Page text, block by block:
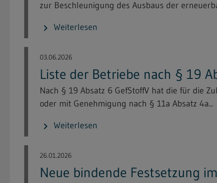
zur Beschleunigung des Ausbaus der
chevron_right Weiterlesen
03.06.2026
Liste der Betriebe nach § 19
Nach § 19 Absatz 6 GefStoffV hat die für die
oder mit Genehmigung nach § 11a Absatz 4a...
chevron_right Weiterlesen
26.01.2026
Neue bindende Festsetzung